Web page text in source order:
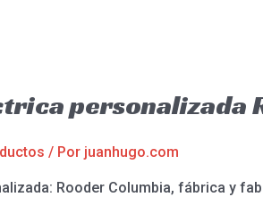
personalizada
/ Por juanhugo.com
Rooder Columbia, fábrica y